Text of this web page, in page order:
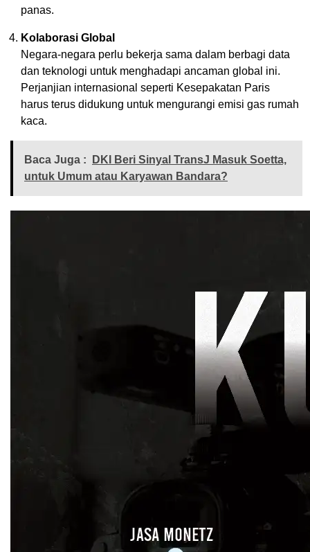
panas.
Kolaborasi Global
Negara-negara perlu bekerja sama dalam berbagi data
dan teknologi untuk menghadapi ancaman global ini.
Perjanjian internasional seperti Kesepakatan Paris
harus terus didukung untuk mengurangi emisi gas rumah
kaca.
Baca Juga :
DKI Beri Sinyal TransJ Masuk Soetta,
untuk Umum atau Karyawan Bandara?